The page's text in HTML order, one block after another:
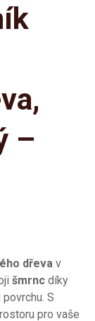
–
dřeva v
šmrnc díky
S
pro vaše